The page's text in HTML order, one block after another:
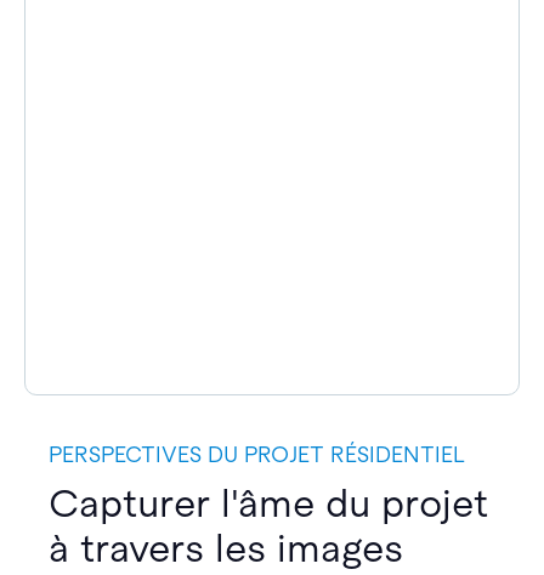
PERSPECTIVES DU PROJET RÉSIDENTIEL
Capturer l'âme du projet
à travers les images